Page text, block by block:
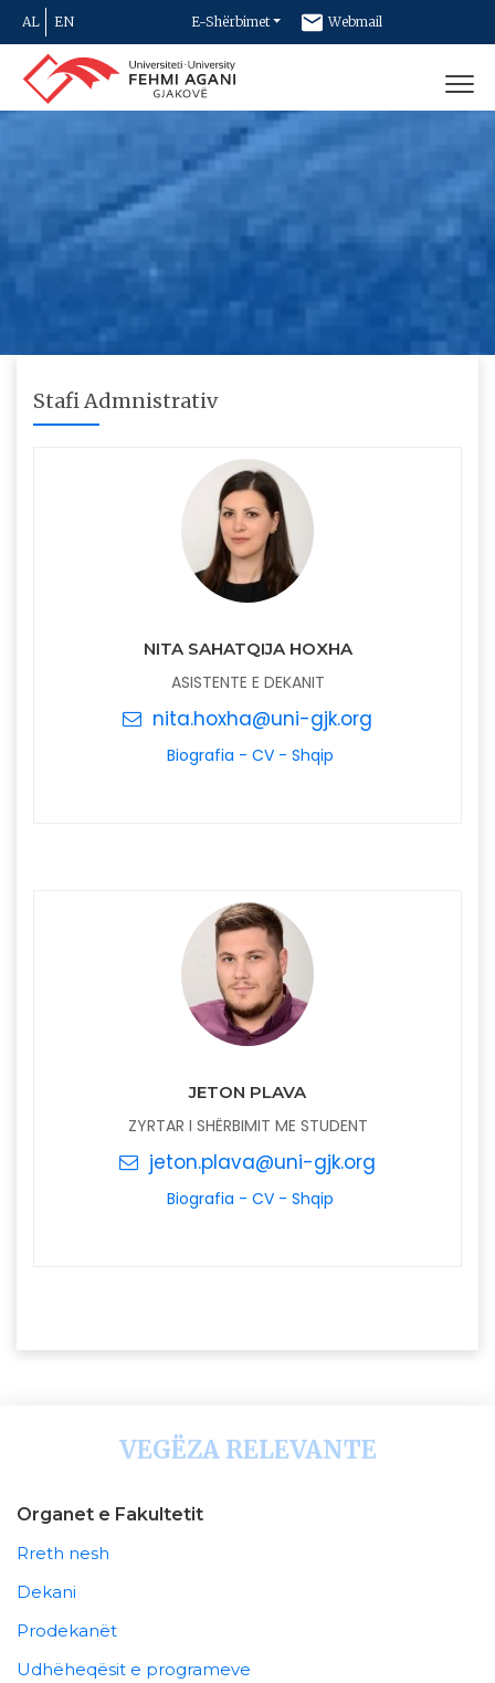
AL EN E-Shërbimet Webmail
Newsletter
Stafi Admnistrativ
NITA SAHATQIJA HOXHA
ASISTENTE E DEKANIT
nita.hoxha@uni-gjk.org
Biografia - CV - Shqip
JETON PLAVA
ZYRTAR I SHËRBIMIT ME STUDENT
jeton.plava@uni-gjk.org
Biografia - CV - Shqip
VEGËZA RELEVANTE
Organet e Fakultetit
Rreth nesh
Dekani
Prodekanët
Udhëheqësit e programeve